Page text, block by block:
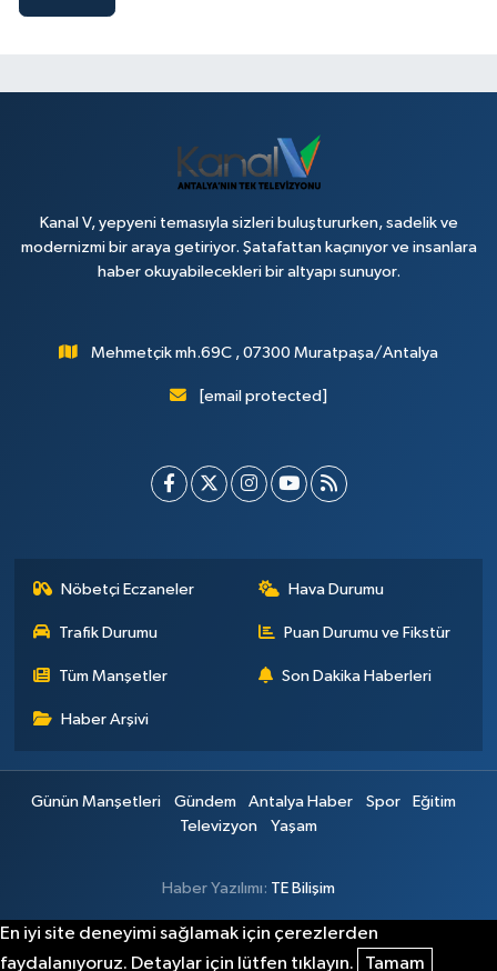
Kanal V, yepyeni temasıyla sizleri buluştururken, sadelik ve
modernizmi bir araya getiriyor. Şatafattan kaçınıyor ve insanlara
haber okuyabilecekleri bir altyapı sunuyor.
Mehmetçik mh.69C , 07300 Muratpaşa/Antalya
[email protected]
Nöbetçi Eczaneler Hava Durumu
Trafik Durumu Puan Durumu ve Fikstür
Tüm Manşetler Son Dakika Haberleri
Haber Arşivi
Günün Manşetleri Gündem Antalya Haber Spor
Eğitim
Televizyon
Yaşam
Haber Yazılımı: TE Bilişim
En iyi site deneyimi sağlamak için çerezlerden
faydalanıyoruz. Detaylar için lütfen tıklayın.
Tamam